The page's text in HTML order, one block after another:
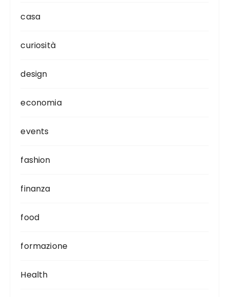
casa
curiosità
design
economia
events
fashion
finanza
food
formazione
Health